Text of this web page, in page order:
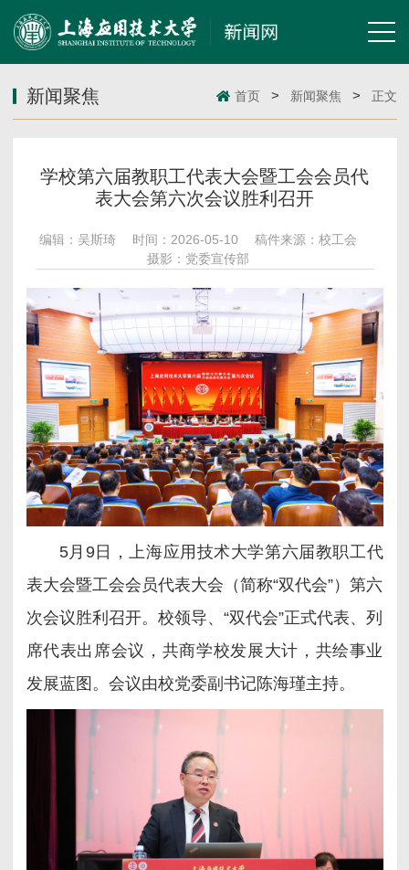
新闻聚焦 首页> 新闻聚焦 > 正文
学校第六届教职工代表大会暨工会会员代
表大会第六次会议胜利召开
编辑：吴斯琦 时间：2026-05-10
稿件来源：校工会
摄影：党委宣传部
5月9日，上海应用技术大学第六届教职工代
表大会暨工会会员代表大会（简称“双代会”）第六
次会议胜利召开。校领导、“双代会”正式代表、列
席代表出席会议，共商学校发展大计，共绘事业
发展蓝图。会议由校党委副书记陈海瑾主持。